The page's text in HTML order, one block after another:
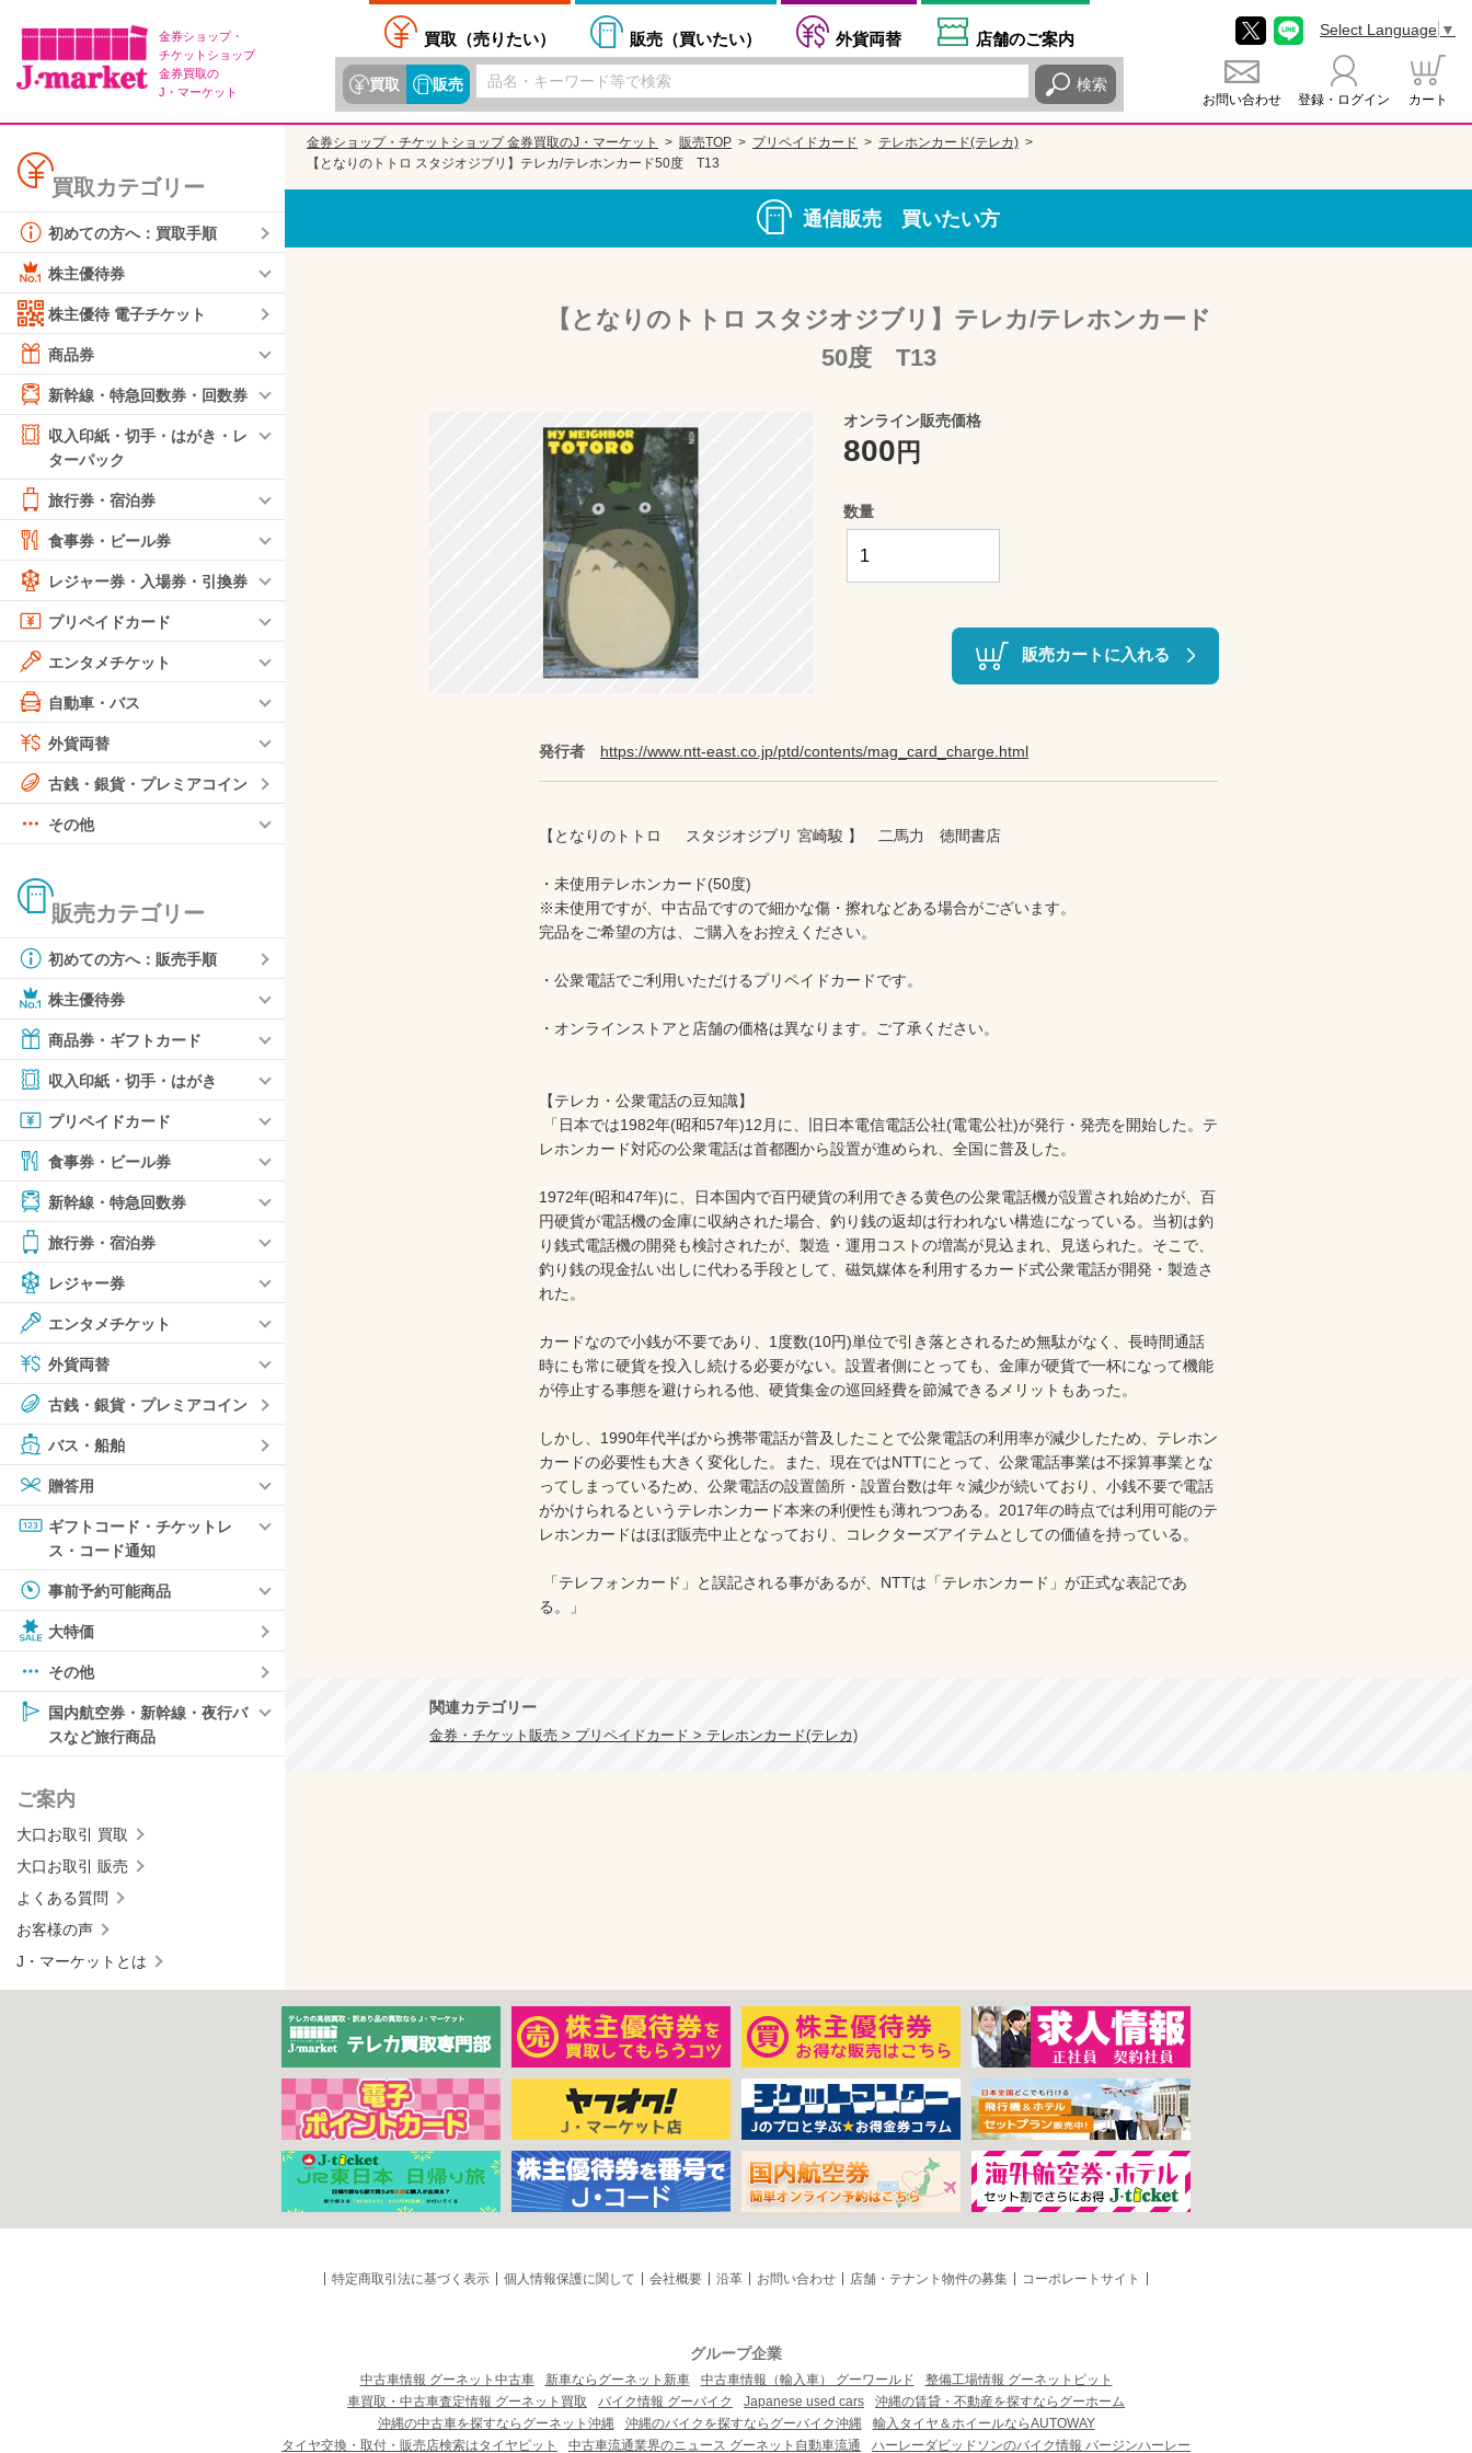
金券ショップ・
チケットショップ
金券買取の
J・マーケット
買取（売りたい） 販売（買いたい） 外貨両替 店舗のご案内
買取 販売 検索
お問い合わせ 登録・ログイン カート
Select Language ▼
買取カテゴリー
初めての方へ：買取手順
株主優待券
株主優待 電子チケット
商品券
新幹線・特急回数券・回数券
収入印紙・切手・はがき・レ
ターパック
旅行券・宿泊券
食事券・ビール券
レジャー券・入場券・引換券
プリペイドカード
エンタメチケット
自動車・バス
外貨両替
古銭・銀貨・プレミアコイン
その他
販売カテゴリー
初めての方へ：販売手順
株主優待券
商品券・ギフトカード
収入印紙・切手・はがき
プリペイドカード
食事券・ビール券
新幹線・特急回数券
旅行券・宿泊券
レジャー券
エンタメチケット
外貨両替
古銭・銀貨・プレミアコイン
バス・船舶
贈答用
ギフトコード・チケットレ
ス・コード通知
事前予約可能商品
大特価
その他
国内航空券・新幹線・夜行バ
スなど旅行商品
ご案内
大口お取引 買取
大口お取引 販売
よくある質問
お客様の声
J・マーケットとは
金券ショップ・チケットショップ 金券買取のJ・マーケット 販売TOP プリペイドカード
テレホンカード(テレカ)
【となりのトトロ スタジオジブリ】テレカ/テレホンカード50度 T13
通信販売 買いたい方
【となりのトトロ スタジオジブリ】テレカ/テレホンカード
50度 T13
オンライン販売価格
800 円
数量
販売カートに入れる
発行者 https://www.ntt-east.co.jp/ptd/contents/mag_card_charge.html
【となりのトトロ  　スタジオジブリ 宮崎駿 】　二馬力　徳間書店
・未使用テレホンカード(50度)
※未使用ですが、中古品ですので細かな傷・擦れなどある場合がございます。
完品をご希望の方は、ご購入をお控えください。
・公衆電話でご利用いただけるプリペイドカードです。
・オンラインストアと店舗の価格は異なります。ご了承ください。
【テレカ・公衆電話の豆知識】
レホンカード対応の公衆電話は首都圏から設置が進められ、全国に普及した。
1972年(昭和47年)に、日本国内で百円硬貨の利用できる黄色の公衆電話機が設置され始めたが、百
円硬貨が電話機の金庫に収納された場合、釣り銭の返却は行われない構造になっている。当初は釣
り銭式電話機の開発も検討されたが、製造・運用コストの増嵩が見込まれ、見送られた。そこで、
釣り銭の現金払い出しに代わる手段として、磁気媒体を利用するカード式公衆電話が開発・製造さ
れた。
カードなので小銭が不要であり、1度数(10円)単位で引き落とされるため無駄がなく、長時間通話
時にも常に硬貨を投入し続ける必要がない。設置者側にとっても、金庫が硬貨で一杯になって機能
が停止する事態を避けられる他、硬貨集金の巡回経費を節減できるメリットもあった。
しかし、1990年代半ばから携帯電話が普及したことで公衆電話の利用率が減少したため、テレホン
カードの必要性も大きく変化した。また、現在ではNTTにとって、公衆電話事業は不採算事業とな
ってしまっているため、公衆電話の設置箇所・設置台数は年々減少が続いており、小銭不要で電話
がかけられるというテレホンカード本来の利便性も薄れつつある。2017年の時点では利用可能のテ
レホンカードはほぼ販売中止となっており、コレクターズアイテムとしての価値を持っている。
る。」
関連カテゴリー
金券・チケット販売 > プリペイドカード > テレホンカード(テレカ)
特定商取引法に基づく表示 個人情報保護に関して 会社概要 沿革 お問い合わせ 店舗・テナント物件の募集 コーポレートサイト
グループ企業
中古車情報 グーネット中古車 新車ならグーネット新車 中古車情報（輸入車） グーワールド
整備工場情報 グーネットピット
車買取・中古車査定情報 グーネット買取
バイク情報 グーバイク Japanese used cars
沖縄の賃貸・不動産を探すならグーホーム
沖縄の中古車を探すならグーネット沖縄
沖縄のバイクを探すならグーバイク沖縄
輸入タイヤ＆ホイールならAUTOWAY
タイヤ交換・取付・販売店検索はタイヤピット
中古車流通業界のニュース グーネット自動車流通 ハーレーダビッドソンのバイク情報 バージンハーレー